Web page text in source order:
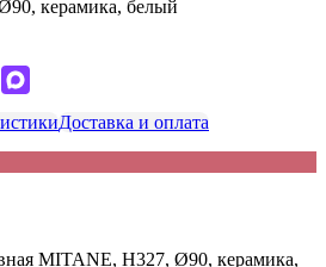
керамика, белый
Доставка и оплата